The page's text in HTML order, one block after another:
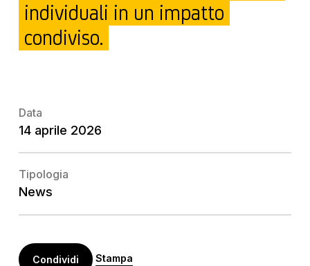
individuali in un impatto
condiviso.
Data
14 aprile 2026
Tipologia
News
Condividi Stampa